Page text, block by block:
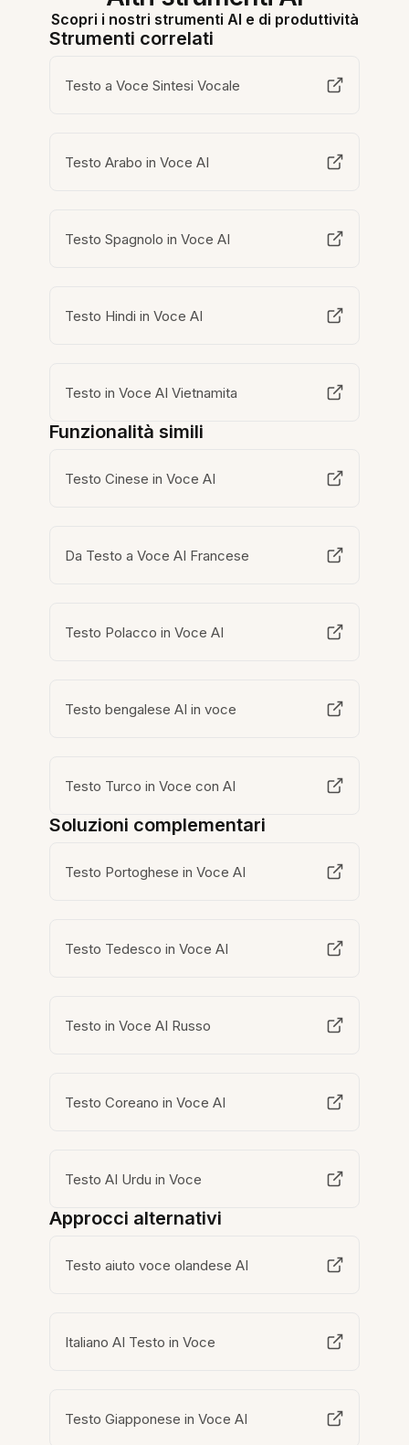
Scopri i nostri strumenti AI e di produttività
Strumenti correlati
Testo a Voce Sintesi Vocale
Testo Arabo in Voce AI
Testo Spagnolo in Voce AI
Testo Hindi in Voce AI
Testo in Voce AI Vietnamita
Funzionalità simili
Testo Cinese in Voce AI
Da Testo a Voce AI Francese
Testo Polacco in Voce AI
Testo bengalese AI in voce
Testo Turco in Voce con AI
Soluzioni complementari
Testo Portoghese in Voce AI
Testo Tedesco in Voce AI
Testo in Voce AI Russo
Testo Coreano in Voce AI
Testo AI Urdu in Voce
Approcci alternativi
Testo aiuto voce olandese AI
Italiano AI Testo in Voce
Testo Giapponese in Voce AI